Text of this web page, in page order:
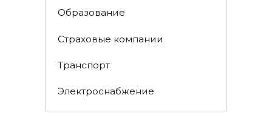
Образование
Страховые компании
Транспорт
Электроснабжение